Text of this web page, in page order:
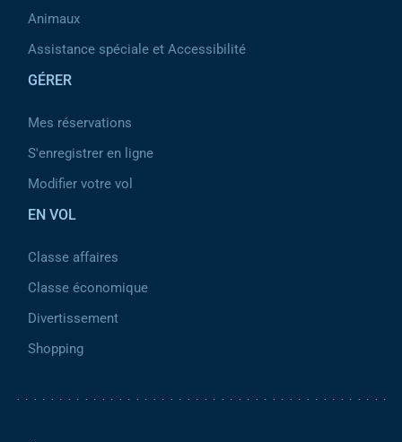
Animaux
Assistance spéciale et Accessibilité
GÉRER
Mes réservations
S'enregistrer en ligne
Modifier votre vol
EN VOL
Classe affaires
Classe économique
Divertissement
Shopping